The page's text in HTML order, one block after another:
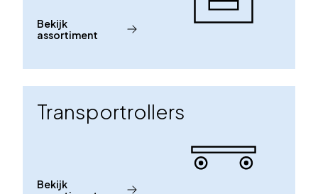
Bekijk
assortiment
Transportrollers
Bekijk